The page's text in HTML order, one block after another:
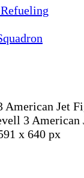
American Jet
3 American
x 640 px